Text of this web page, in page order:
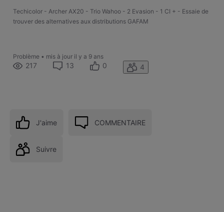
Techicolor - Archer AX20 - Trio Wahoo - 2 Evasion - 1 CI + - Essaie de
trouver des alternatives aux distributions GAFAM
Problème • mis à jour il y a 9 ans
217 13 0 4
J'aime COMMENTAIRE
Suivre